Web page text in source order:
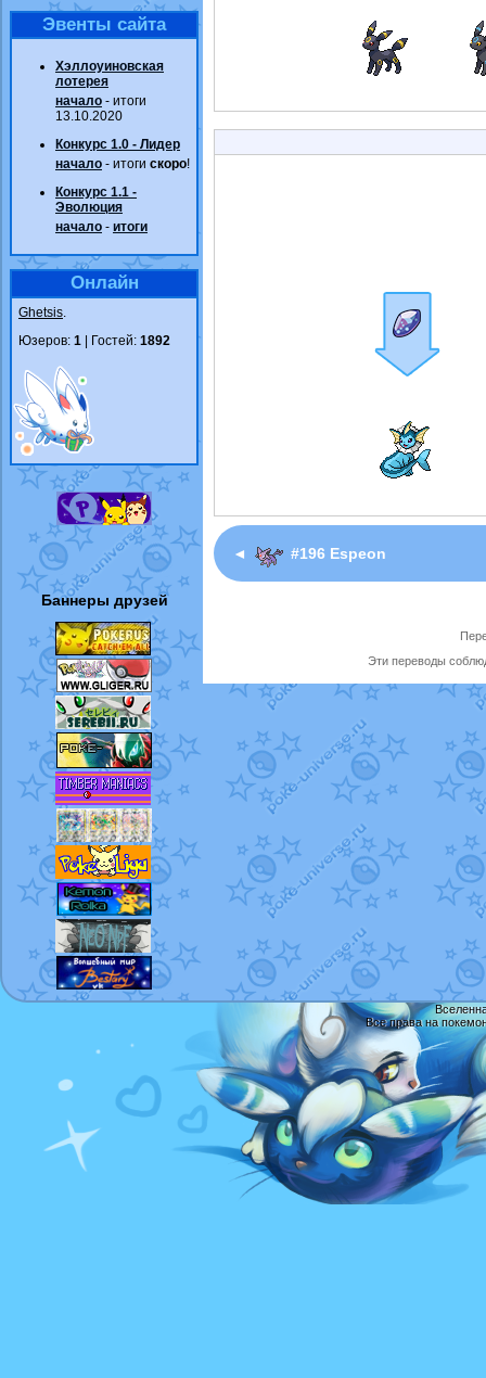
Эвенты сайта
Хэллоуиновская
лотерея
начало - итоги
13.10.2020
Конкурс 1.0 - Лидер
начало - итоги скоро!
Конкурс 1.1 -
Эволюция
начало - итоги
Онлайн
Ghetsis.
Юзеров: 1 | Гостей: 1892
Баннеры друзей
◄ #196 Espeon
Эти переводы
Все права на